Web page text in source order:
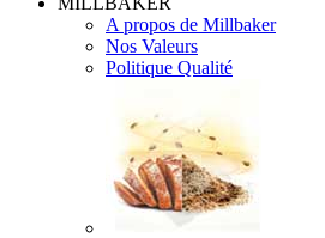
A propos de Millbaker
Nos Valeurs
Politique Qualité